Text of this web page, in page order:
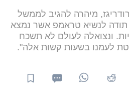
מיהרה להגיב לממשל
תודה לנשיא טראמפ אשר נמצא
ונצואלה לעולם לא תשכח
לעמנו בשעות קשות אלה".